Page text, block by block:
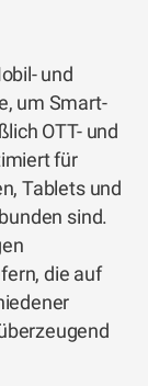
und
um Smart-
OTT- und
für
Tablets und
sind.
die auf